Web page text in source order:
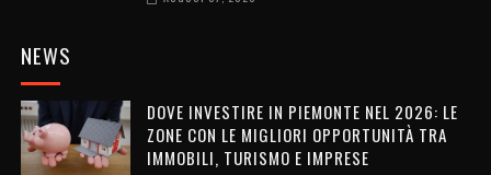
NEWS
DOVE INVESTIRE IN PIEMONTE NEL 2026: LE
ZONE CON LE MIGLIORI OPPORTUNITÀ TRA
IMMOBILI, TURISMO E IMPRESE